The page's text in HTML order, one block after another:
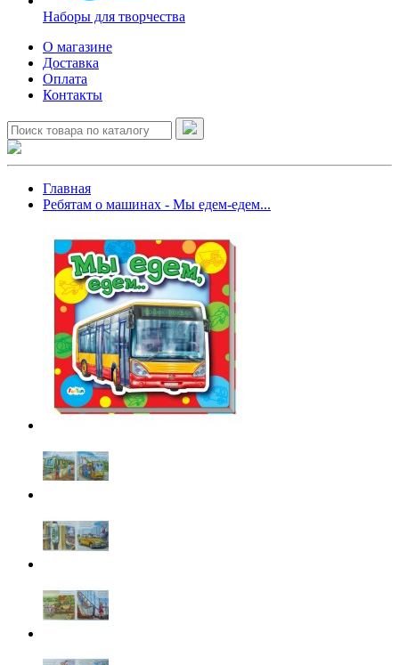
Наборы для творчества
О магазине
Доставка
Оплата
Контакты
Главная
Ребятам о машинах - Мы едем-едем...